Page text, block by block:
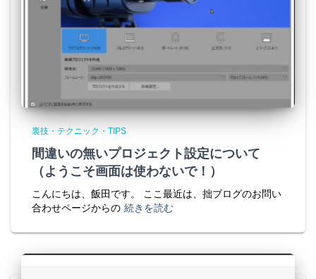
裏技・テクニック・TIPS
間違いの無いプロジェクト設定について
（ようこそ画面は使わないで！）
こんにちは、飯田です。 ここ最近は、拙ブログのお問い
合わせページからの 続きを読む